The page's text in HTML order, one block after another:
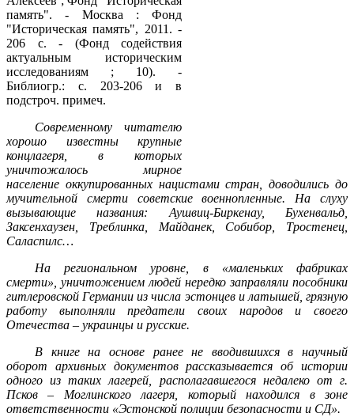
память". - Москва : Фонд
"Историческая память", 2011. -
206 с. - (Фонд содействия
актуальным историческим
исследованиям ; 10). -
Библиогр.: с. 203-206 и в
подстроч. примеч.
Современному читателю
хорошо известны крупные
концлагеря, в которых
уничтожалось мирное
население оккупированных нацистами стран, доводились до
мучительной смерти советские военнопленные. На слуху
вызывающие названия: Аушвиц-Биркенау, Бухенвальд,
Заксенхаузен, Треблинка, Майданек, Собибор, Тростенец,
Саласпилс…
На региональном уровне, в «маленьких фабриках
смерти», уничтожением людей нередко заправляли пособники
гитлеровской Германии из числа эстонцев и латышей, грязную
работу выполняли предатели своих народов и своего
Отечества – украинцы и русские.
В книге на основе ранее не вводившихся в научный
оборот архивных документов рассказывается об истории
одного из таких лагерей, располагавшегося недалеко от г.
Псков – Моглинского лагеря, который находился в зоне
ответственности «Эстонской полиции безопасности и СД».